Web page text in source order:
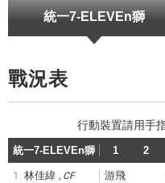
統一7-ELEVEn獅
戰況表
統一7-ELEVEn獅 1 2
1 林佳緯 CF 游飛